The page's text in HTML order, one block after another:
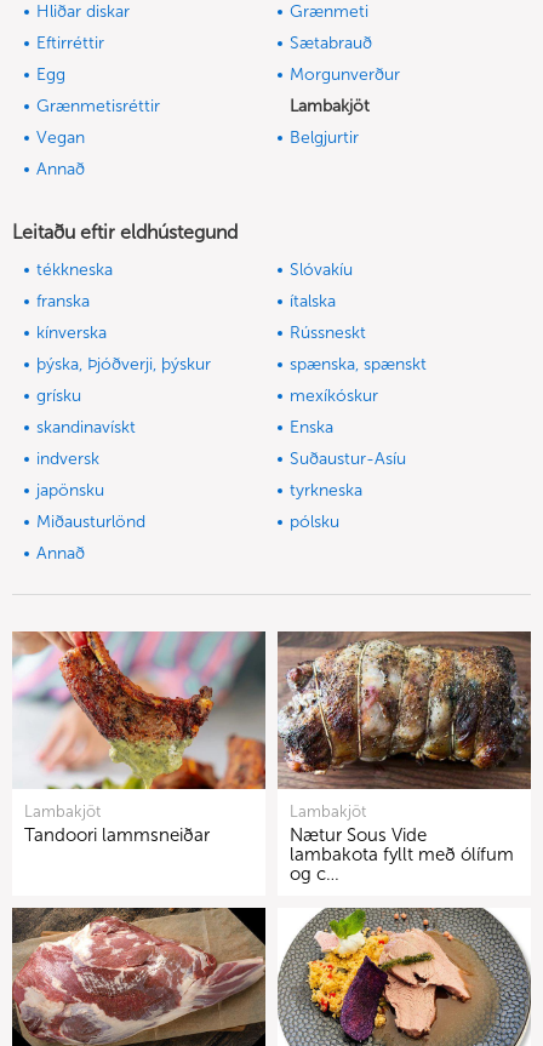
Hliðar diskar
Grænmeti
Eftirréttir
Sætabrauð
Egg
Morgunverður
Grænmetisréttir
Lambakjöt
Vegan
Belgjurtir
Annað
Leitaðu eftir eldhústegund
tékkneska
Slóvakíu
franska
ítalska
kínverska
Rússneskt
þýska, Þjóðverji, þýskur
spænska, spænskt
grísku
mexíkóskur
skandinavískt
Enska
indversk
Suðaustur-Asíu
japönsku
tyrkneska
Miðausturlönd
pólsku
Annað
Lambakjöt
Tandoori lammsneiðar
Lambakjöt
Nætur Sous Vide
lambakota fyllt með ólífum
og c…